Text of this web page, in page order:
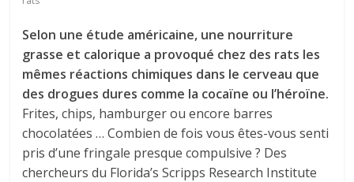
Selon une étude américaine, une nourriture
grasse et calorique a provoqué chez des rats les
mêmes réactions chimiques dans le cerveau que
des drogues dures comme la cocaïne ou l’héroïne.
Frites, chips, hamburger ou encore barres
chocolatées … Combien de fois vous êtes-vous senti
pris d’une fringale presque compulsive ? Des
chercheurs du Florida’s Scripps Research Institute